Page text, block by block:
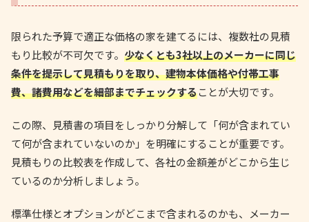
限られた予算で適正な価格の家を建てるには、複数社の見積
もり比較が不可欠です。 少なくとも3社以上のメーカーに同じ
条件を提示して見積もりを取り、建物本体価格や付帯工事
費、諸費用などを細部までチェックすることが大切です。
この際、見積書の項目をしっかり分解して「何が含まれてい
て何が含まれていないのか」を明確にすることが重要です。
見積もりの比較表を作成して、各社の金額差がどこから生じ
ているのか分析しましょう。
標準仕様とオプションがどこまで含まれるのかも、メーカー